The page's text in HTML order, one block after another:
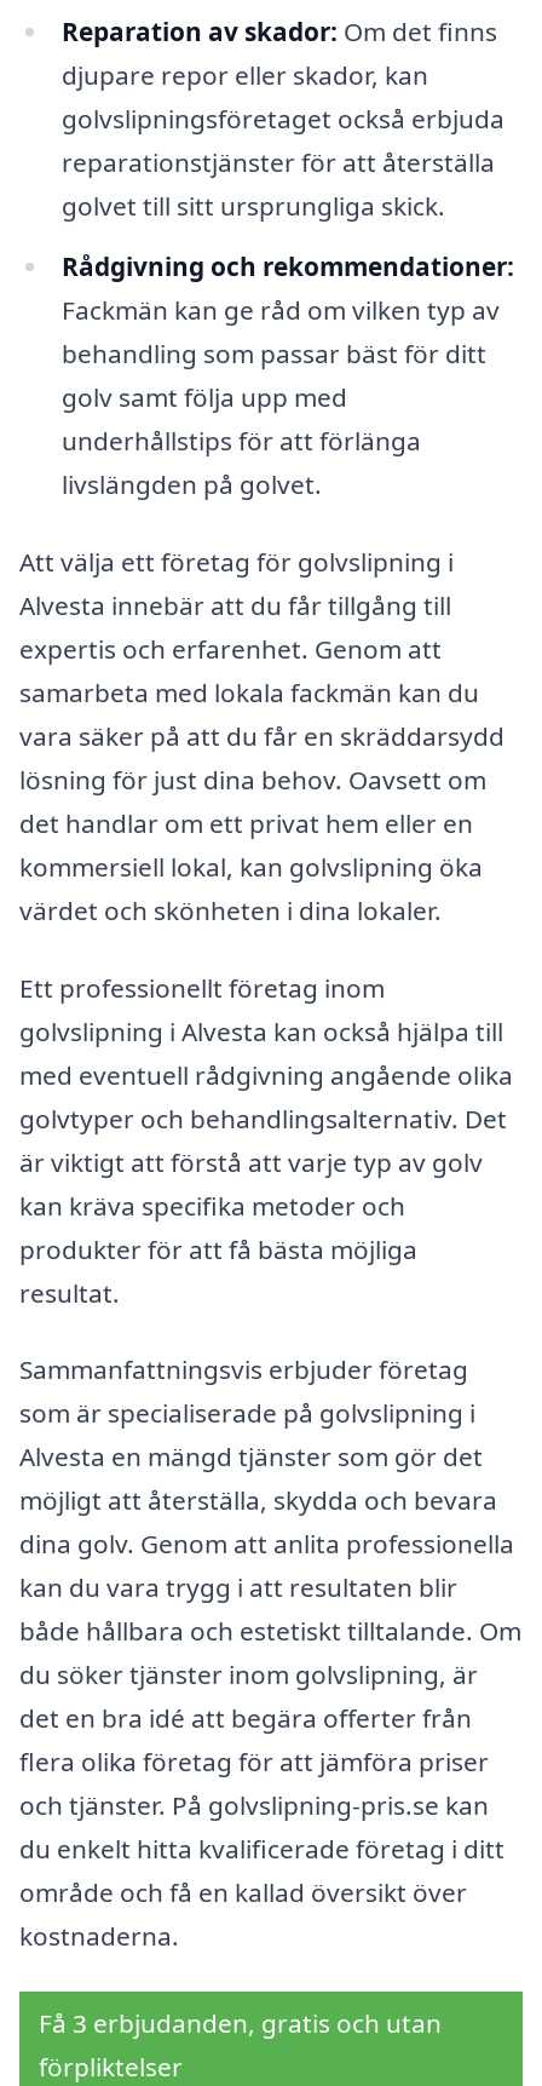
Reparation av skador: Om det finns
djupare repor eller skador, kan
golvslipningsföretaget också erbjuda
reparationstjänster för att återställa
golvet till sitt ursprungliga skick.
Rådgivning och rekommendationer:
Fackmän kan ge råd om vilken typ av
behandling som passar bäst för ditt
golv samt följa upp med
underhållstips för att förlänga
livslängden på golvet.
Att välja ett företag för golvslipning i
Alvesta innebär att du får tillgång till
expertis och erfarenhet. Genom att
samarbeta med lokala fackmän kan du
vara säker på att du får en skräddarsydd
lösning för just dina behov. Oavsett om
det handlar om ett privat hem eller en
kommersiell lokal, kan golvslipning öka
värdet och skönheten i dina lokaler.
Ett professionellt företag inom
golvslipning i Alvesta kan också hjälpa till
med eventuell rådgivning angående olika
golvtyper och behandlingsalternativ. Det
är viktigt att förstå att varje typ av golv
kan kräva specifika metoder och
produkter för att få bästa möjliga
resultat.
Sammanfattningsvis erbjuder företag
som är specialiserade på golvslipning i
Alvesta en mängd tjänster som gör det
möjligt att återställa, skydda och bevara
dina golv. Genom att anlita professionella
kan du vara trygg i att resultaten blir
både hållbara och estetiskt tilltalande. Om
du söker tjänster inom golvslipning, är
det en bra idé att begära offerter från
flera olika företag för att jämföra priser
och tjänster. På golvslipning-pris.se kan
du enkelt hitta kvalificerade företag i ditt
område och få en kallad översikt över
kostnaderna.
Få 3 erbjudanden, gratis och utan
förpliktelser